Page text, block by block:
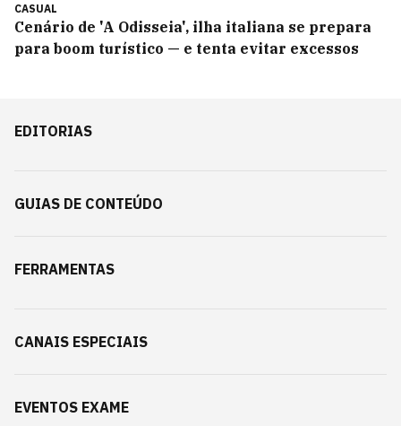
CASUAL
Cenário de 'A Odisseia', ilha italiana se prepara
para boom turístico — e tenta evitar excessos
EDITORIAS
GUIAS DE CONTEÚDO
FERRAMENTAS
CANAIS ESPECIAIS
EVENTOS EXAME